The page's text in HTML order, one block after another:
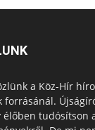
a Köz-Hír
forrásánál.
élőben tudósítson